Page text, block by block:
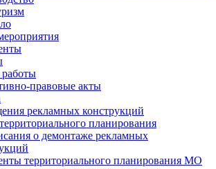
правовые акты
рекламных конструкций
планирования
о демонтаже рекламных
территориального планирования МО